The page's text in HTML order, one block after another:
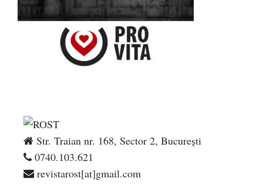
Str. Traian nr. 168, Sector 2, București
0740.103.621
revistarost[at]gmail.com